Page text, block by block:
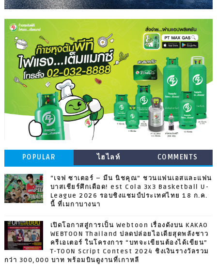
POPULAR ไฮไลท์ COMMENTS
“เจฟ ซาเตอร์ – มีน นิชคุณ” ชวนแฟนเอสและแฟน
บาสเชียร์ศึกเดือด! est Cola 3x3 Basketball U-
League 2026 รอบชิงแชมป์ประเทศไทย 18 ก.ค.
นี้ ที่เมกาบางนา
เปิดโอกาสสู่การเป็น Webtoon เรื่องดังบน KAKAO
WEBTOON Thailand ปลดปล่อยไอเดียสุดพลังชาว
ครีเอเตอร์ ในโครงการ “บทจะเขียนต้องได้เขียน”
T-TOON Script Contest 2024 ชิงเงินรางวัลรวม
กว่า 300,000 บาท พร้อมบินดูงานที่เกาหลี